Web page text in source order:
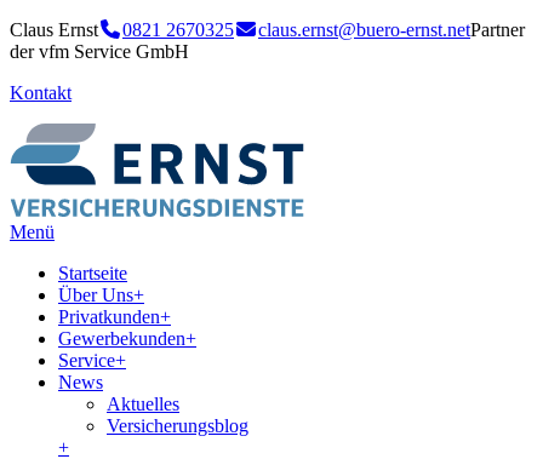
Claus Ernst 0821 2670325 claus.ernst@buero-ernst.netPartner
der vfm Service GmbH
Kontakt
Menü
Startseite
Über Uns+
Privatkunden+
Gewerbekunden+
Service+
News
Aktuelles
Versicherungsblog
+